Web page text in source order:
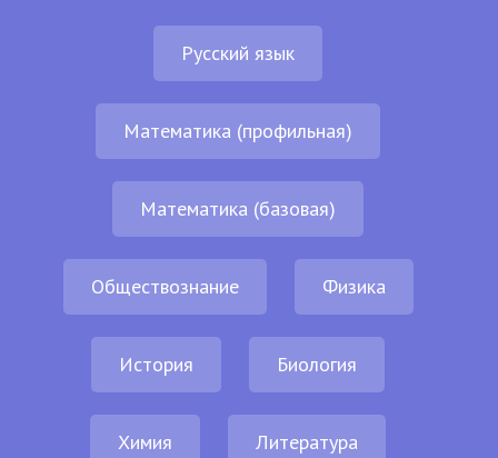
Русский язык
Математика (профильная)
Математика (базовая)
Обществознание Физика
История Биология
Химия Литература